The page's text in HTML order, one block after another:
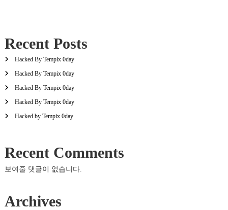
Recent Posts
Hacked By Tempix 0day
Hacked By Tempix 0day
Hacked By Tempix 0day
Hacked By Tempix 0day
Hacked by Tempix 0day
Recent Comments
보여줄 댓글이 없습니다.
Archives